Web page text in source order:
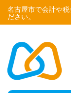
名古屋市で会計や
ださい。